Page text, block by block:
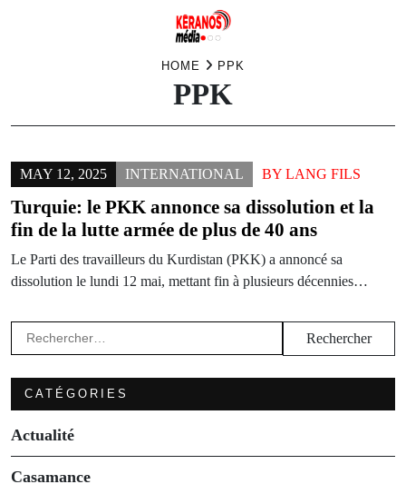
HOME PPK
PPK
MAY 12, 2025 INTERNATIONAL BY LANG FILS
Turquie: le PKK annonce sa dissolution et la
fin de la lutte armée de plus de 40 ans
Le Parti des travailleurs du Kurdistan (PKK) a annoncé sa
dissolution le lundi 12 mai, mettant fin à plusieurs décennies…
Rechercher :
CATÉGORIES
Actualité
Casamance